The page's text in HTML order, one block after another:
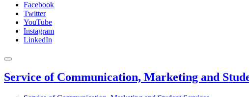
Facebook
Twitter
YouTube
Instagram
LinkedIn
Service of Communication, Marketing and